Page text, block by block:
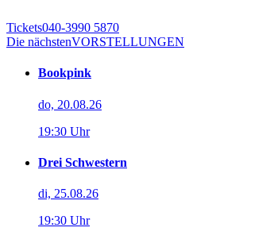
Tickets040-3990 5870
Die nächstenVORSTELLUNGEN
Bookpink
do, 20.08.26
19:30 Uhr
Drei Schwestern
di, 25.08.26
19:30 Uhr